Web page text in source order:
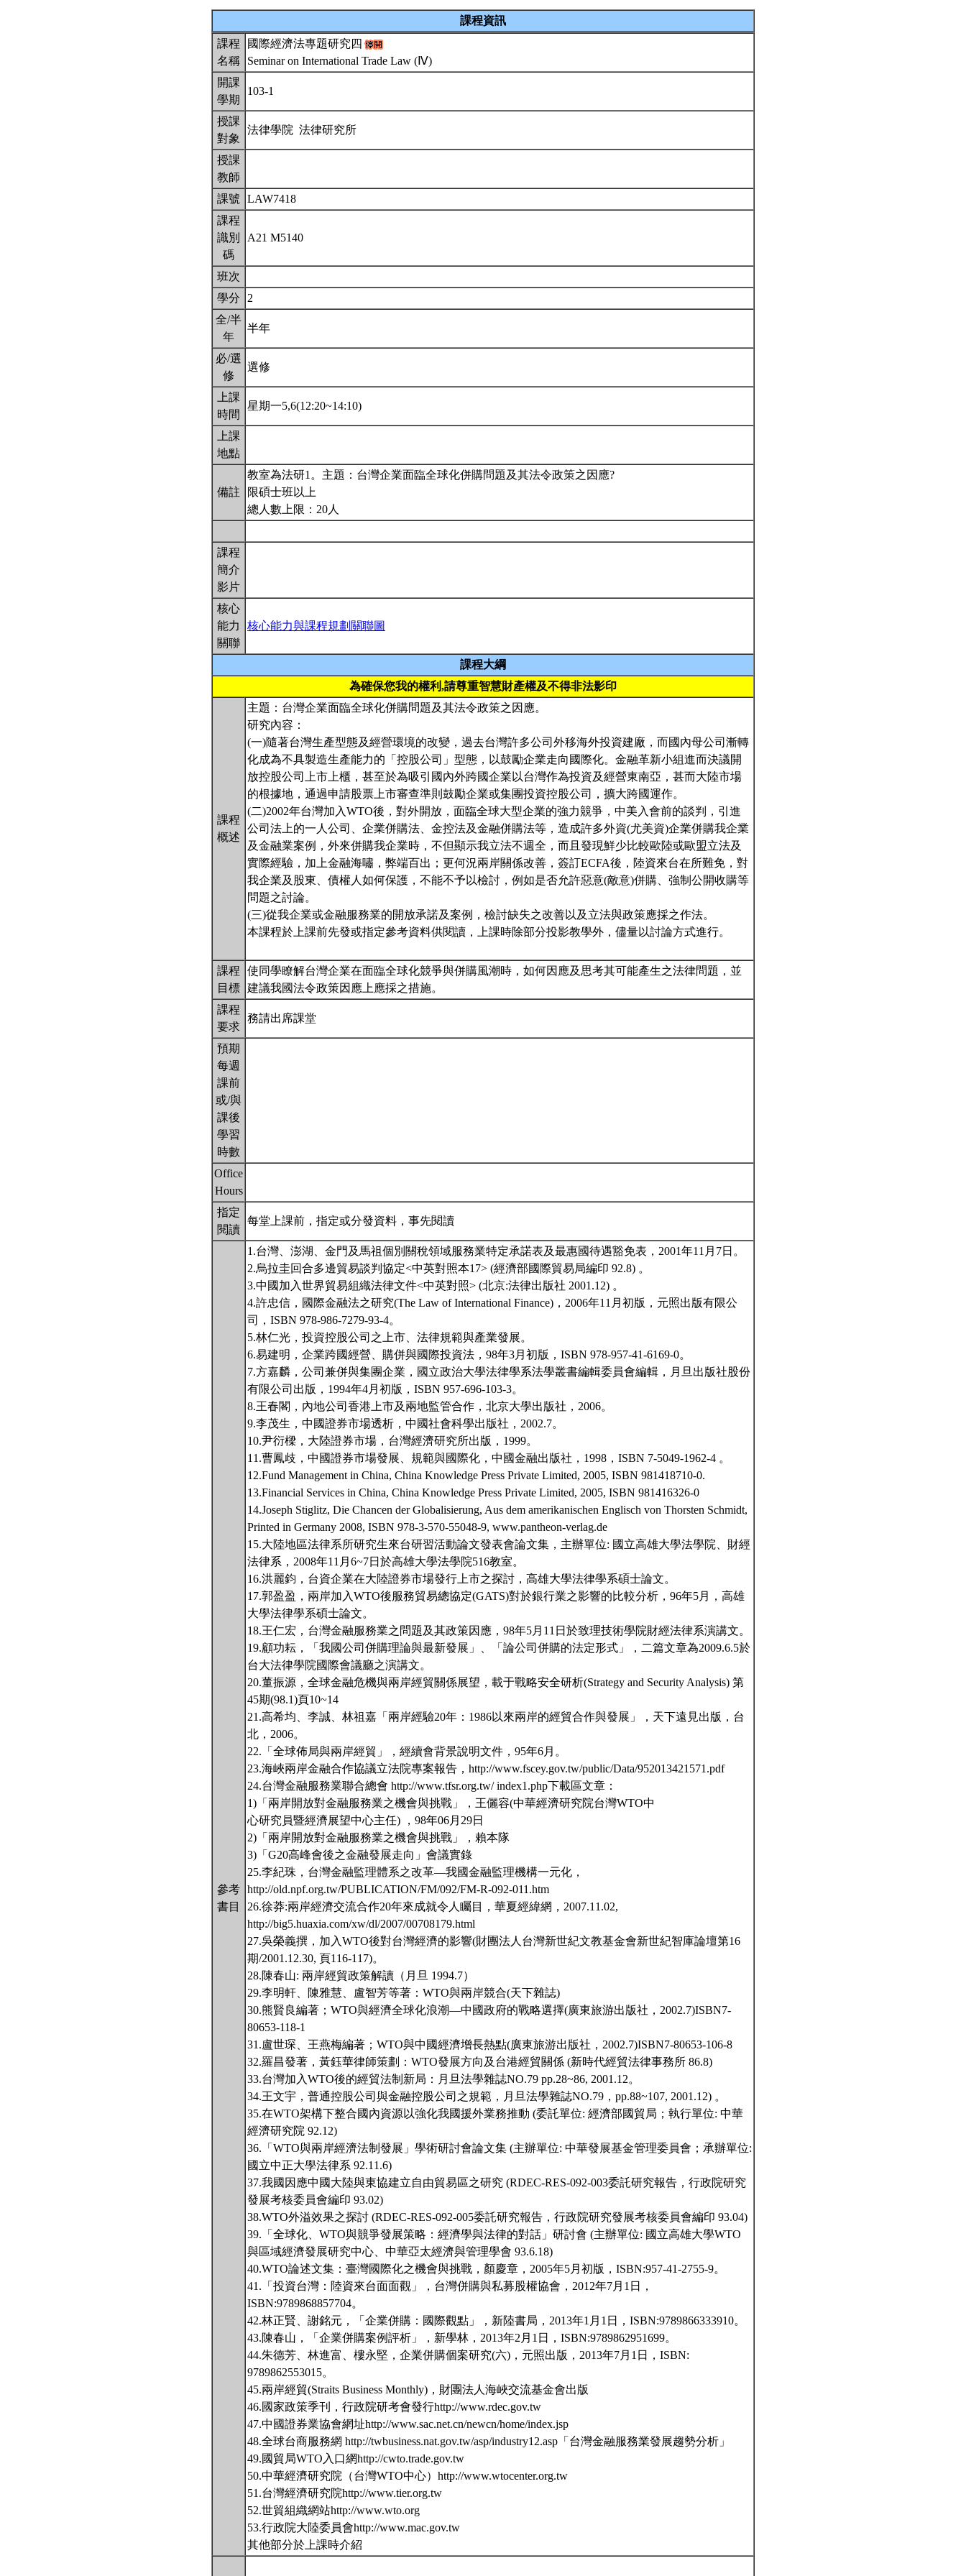
課程資訊
課程
名稱
國際經濟法專題研究四
Seminar on International Trade Law (Ⅳ)
開課
學期
103-1
授課
對象
法律學院 法律研究所
授課
教師
課號
LAW7418
課程
識別
碼
A21 M5140
班次
學分
2
全/半
年
半年
必/選
修
選修
上課
時間
星期一5,6(12:20~14:10)
上課
地點
備註
教室為法研1。主題：台灣企業面臨全球化併購問題及其法令政策之因應?
限碩士班以上
總人數上限：20人
課程
簡介
影片
核心
能力
關聯
核心能力與課程規劃關聯圖
課程大綱
為確保您我的權利,請尊重智慧財產權及不得非法影印
課程
概述
主題：台灣企業面臨全球化併購問題及其法令政策之因應。
研究內容：
(一)隨著台灣生產型態及經營環境的改變，過去台灣許多公司外移海外投資建廠，而國內母公司漸轉
化成為不具製造生產能力的「控股公司」型態，以鼓勵企業走向國際化。金融革新小組進而決議開
放控股公司上市上櫃，甚至於為吸引國內外跨國企業以台灣作為投資及經營東南亞，甚而大陸市場
的根據地，通過申請股票上市審查準則鼓勵企業或集團投資控股公司，擴大跨國運作。
(二)2002年台灣加入WTO後，對外開放，面臨全球大型企業的強力競爭，中美入會前的談判，引進
公司法上的一人公司、企業併購法、金控法及金融併購法等，造成許多外資(尤美資)企業併購我企業
及金融業案例，外來併購我企業時，不但顯示我立法不週全，而且發現鮮少比較歐陸或歐盟立法及
實際經驗，加上金融海嘯，弊端百出；更何況兩岸關係改善，簽訂ECFA後，陸資來台在所難免，對
我企業及股東、債權人如何保護，不能不予以檢討，例如是否允許惡意(敵意)併購、強制公開收購等
問題之討論。
(三)從我企業或金融服務業的開放承諾及案例，檢討缺失之改善以及立法與政策應採之作法。
本課程於上課前先發或指定參考資料供閱讀，上課時除部分投影教學外，儘量以討論方式進行。
課程
目標
使同學瞭解台灣企業在面臨全球化競爭與併購風潮時，如何因應及思考其可能產生之法律問題，並
建議我國法令政策因應上應採之措施。
課程
要求
務請出席課堂
預期
每週
課前
或/與
課後
學習
時數
Office
Hours
指定
閱讀
每堂上課前，指定或分發資料，事先閱讀
參考
書目
1.台灣、澎湖、金門及馬祖個別關稅領域服務業特定承諾表及最惠國待遇豁免表，2001年11月7日。
2.烏拉圭回合多邊貿易談判協定<中英對照本17> (經濟部國際貿易局編印 92.8) 。
3.中國加入世界貿易組織法律文件<中英對照> (北京:法律出版社 2001.12) 。
4.許忠信，國際金融法之研究(The Law of International Finance)，2006年11月初版，元照出版有限公
司，ISBN 978-986-7279-93-4。
5.林仁光，投資控股公司之上市、法律規範與產業發展。
6.易建明，企業跨國經營、購併與國際投資法，98年3月初版，ISBN 978-957-41-6169-0。
7.方嘉麟，公司兼併與集團企業，國立政治大學法律學系法學叢書編輯委員會編輯，月旦出版社股份
有限公司出版，1994年4月初版，ISBN 957-696-103-3。
8.王春閣，內地公司香港上市及兩地監管合作，北京大學出版社，2006。
9.李茂生，中國證券市場透析，中國社會科學出版社，2002.7。
10.尹衍樑，大陸證券市場，台灣經濟研究所出版，1999。
11.曹鳳歧，中國證券市場發展、規範與國際化，中國金融出版社，1998，ISBN 7-5049-1962-4 。
12.Fund Management in China, China Knowledge Press Private Limited, 2005, ISBN 981418710-0.
13.Financial Services in China, China Knowledge Press Private Limited, 2005, ISBN 981416326-0
14.Joseph Stiglitz, Die Chancen der Globalisierung, Aus dem amerikanischen Englisch von Thorsten Schmidt,
Printed in Germany 2008, ISBN 978-3-570-55048-9, www.pantheon-verlag.de
15.大陸地區法律系所研究生來台研習活動論文發表會論文集，主辦單位: 國立高雄大學法學院、財經
法律系，2008年11月6~7日於高雄大學法學院516教室。
16.洪麗鈞，台資企業在大陸證券市場發行上市之探討，高雄大學法律學系碩士論文。
17.郭盈盈，兩岸加入WTO後服務貿易總協定(GATS)對於銀行業之影響的比較分析，96年5月，高雄
大學法律學系碩士論文。
18.王仁宏，台灣金融服務業之問題及其政策因應，98年5月11日於致理技術學院財經法律系演講文。
19.顧功耘，「我國公司併購理論與最新發展」、「論公司併購的法定形式」，二篇文章為2009.6.5於
台大法律學院國際會議廳之演講文。
20.董振源，全球金融危機與兩岸經貿關係展望，載于戰略安全研析(Strategy and Security Analysis) 第
45期(98.1)頁10~14
21.高希均、李誠、林祖嘉「兩岸經驗20年：1986以來兩岸的經貿合作與發展」，天下遠見出版，台
北，2006。
22.「全球佈局與兩岸經貿」，經續會背景說明文件，95年6月。
23.海峽兩岸金融合作協議立法院專案報告，http://www.fscey.gov.tw/public/Data/952013421571.pdf
24.台灣金融服務業聯合總會 http://www.tfsr.org.tw/ index1.php下載區文章：
1)「兩岸開放對金融服務業之機會與挑戰」，王儷容(中華經濟研究院台灣WTO中
心研究員暨經濟展望中心主任) ，98年06月29日
2)「兩岸開放對金融服務業之機會與挑戰」，賴本隊
3)「G20高峰會後之金融發展走向」會議實錄
25.李紀珠，台灣金融監理體系之改革—我國金融監理機構一元化，
http://old.npf.org.tw/PUBLICATION/FM/092/FM-R-092-011.htm
26.徐莽:兩岸經濟交流合作20年來成就令人矚目，華夏經緯網，2007.11.02,
http://big5.huaxia.com/xw/dl/2007/00708179.html
27.吳榮義撰，加入WTO後對台灣經濟的影響(財團法人台灣新世紀文教基金會新世紀智庫論壇第16
期/2001.12.30, 頁116-117)。
28.陳春山: 兩岸經貿政策解讀（月旦 1994.7）
29.李明軒、陳雅慧、盧智芳等著：WTO與兩岸競合(天下雜誌)
30.熊賢良編著；WTO與經濟全球化浪潮—中國政府的戰略選擇(廣東旅游出版社，2002.7)ISBN7-
80653-118-1
31.盧世琛、王燕梅編著；WTO與中國經濟增長熱點(廣東旅游出版社，2002.7)ISBN7-80653-106-8
32.羅昌發著，黃鈺華律師策劃：WTO發展方向及台港經貿關係 (新時代經貿法律事務所 86.8)
33.台灣加入WTO後的經貿法制新局：月旦法學雜誌NO.79 pp.28~86, 2001.12。
34.王文宇，普通控股公司與金融控股公司之規範，月旦法學雜誌NO.79，pp.88~107, 2001.12) 。
35.在WTO架構下整合國內資源以強化我國援外業務推動 (委託單位: 經濟部國貿局；執行單位: 中華
經濟研究院 92.12)
36.「WTO與兩岸經濟法制發展」學術研討會論文集 (主辦單位: 中華發展基金管理委員會；承辦單位:
國立中正大學法律系 92.11.6)
37.我國因應中國大陸與東協建立自由貿易區之研究 (RDEC-RES-092-003委託研究報告，行政院研究
發展考核委員會編印 93.02)
38.WTO外溢效果之探討 (RDEC-RES-092-005委託研究報告，行政院研究發展考核委員會編印 93.04)
39.「全球化、WTO與競爭發展策略：經濟學與法律的對話」研討會 (主辦單位: 國立高雄大學WTO
與區域經濟發展研究中心、中華亞太經濟與管理學會 93.6.18)
40.WTO論述文集：臺灣國際化之機會與挑戰，顏慶章，2005年5月初版，ISBN:957-41-2755-9。
41.「投資台灣：陸資來台面面觀」，台灣併購與私募股權協會，2012年7月1日，
ISBN:9789868857704。
42.林正賢、謝銘元，「企業併購：國際觀點」，新陸書局，2013年1月1日，ISBN:9789866333910。
43.陳春山，「企業併購案例評析」，新學林，2013年2月1日，ISBN:9789862951699。
44.朱德芳、林進富、樓永堅，企業併購個案研究(六)，元照出版，2013年7月1日，ISBN:
9789862553015。
45.兩岸經貿(Straits Business Monthly)，財團法人海峽交流基金會出版
46.國家政策季刊，行政院研考會發行http://www.rdec.gov.tw
47.中國證券業協會網址http://www.sac.net.cn/newcn/home/index.jsp
48.全球台商服務網 http://twbusiness.nat.gov.tw/asp/industry12.asp「台灣金融服務業發展趨勢分析」
49.國貿局WTO入口網http://cwto.trade.gov.tw
50.中華經濟研究院（台灣WTO中心）http://www.wtocenter.org.tw
51.台灣經濟研究院http://www.tier.org.tw
52.世貿組織網站http://www.wto.org
53.行政院大陸委員會http://www.mac.gov.tw
其他部分於上課時介紹